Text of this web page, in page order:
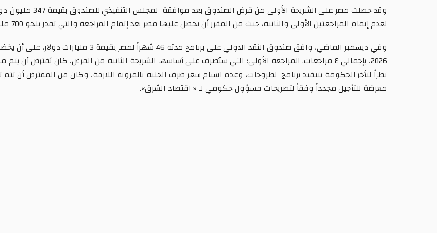
وقد حصلت مصر على
لعدم إتمام المراجعتين الأولى والثانية، حيث من المقرر أن تحصل عليها مصر بعد إتمام المراجعة والتي تقدر بنحو 700 مليون دولار.
وفي ديسمبر الماضي، وافق صندوق النقد الدولي على
2026، بإجمالي 8 مراجعات. المراجعة الأولى؛ التي سيُصرف على أساسها الشريحة الثانية من القرض، كان
نظراً لتأخر الحكومة بتنفيذ برنامج الطروحات، وعدم اتسام سعر صرف الجنيه بالمرونة اللازمة، وكان من المفترض أن
معرضة للتأجيل مجدداً وفقاً لتصريحات مسؤول حكومي لـ « اقتصاد الشرق».